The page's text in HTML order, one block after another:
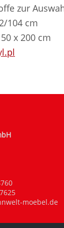
zur
104 cm
x 200 cm
moebel.de